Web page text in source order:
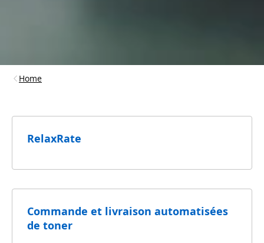
Home
RelaxRate
Commande et livraison automatisées
de toner